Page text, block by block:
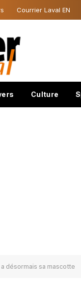
Courrier Laval EN
Culture
désormais sa mascotte